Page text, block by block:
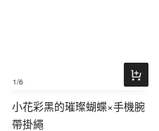
1/6
小花彩黑的璀璨蝴蝶×手機腕
帶掛繩